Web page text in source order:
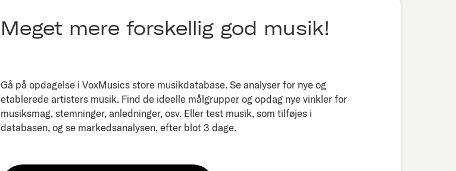
Meget mere forskellig god musik!
Gå på opdagelse i VoxMusics store musikdatabase. Se analyser for nye og
etablerede artisters musik. Find de ideelle målgrupper og opdag nye vinkler for
musiksmag, stemninger, anledninger, osv. Eller test musik, som tilføjes i
databasen, og se markedsanalysen, efter blot 3 dage.​